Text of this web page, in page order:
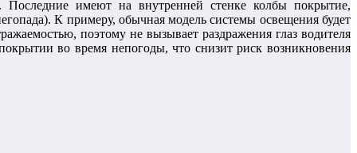
имеют на внутренней стенке колбы покрытие,
К примеру, обычная модель системы освещения будет
поэтому не вызывает раздражения глаз водителя
во время непогоды, что снизит риск возникновения